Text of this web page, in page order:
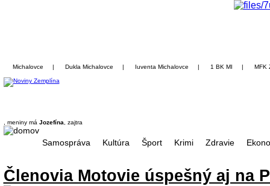
Michalovce | Dukla Michalovce | Iuventa Michalovce | 1 BK MI | MFK
, meniny má Jozefína , zajtra
Samospráva Kultúra Šport Krimi Zdravie
Členovia Motovie úspešný aj na